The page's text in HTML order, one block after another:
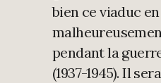
bien ce viaduc
pendant la
(1937-1945). Il